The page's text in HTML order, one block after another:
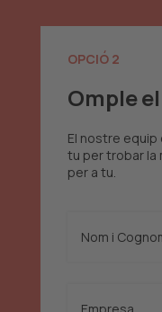
OPCIÓ 2
Omple
El nostre
tu per trobar la
per a tu.